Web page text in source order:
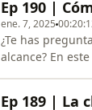
de cada
Ep 190 |
ene. 7, 2025
¿Te has
alcance? En
Ep 189 | La